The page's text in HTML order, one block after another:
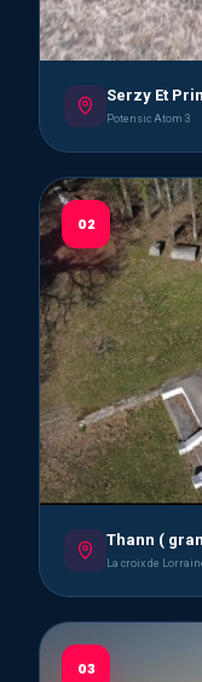
Serzy Et Prin
Potensic Atom 3
02
Thann (
La croix de
03